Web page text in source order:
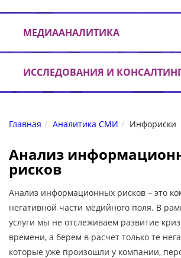
МЕДИААНАЛИТИКА
ИССЛЕДОВАНИЯ И
Главная Аналитика СМИ Инфориски
Анализ
рисков
Анализ информационных рисков – это
негативной части медийного поля. В
услуги мы не отслеживаем развитие
времени, а берем в расчет только те
которые уже произошли у компании,